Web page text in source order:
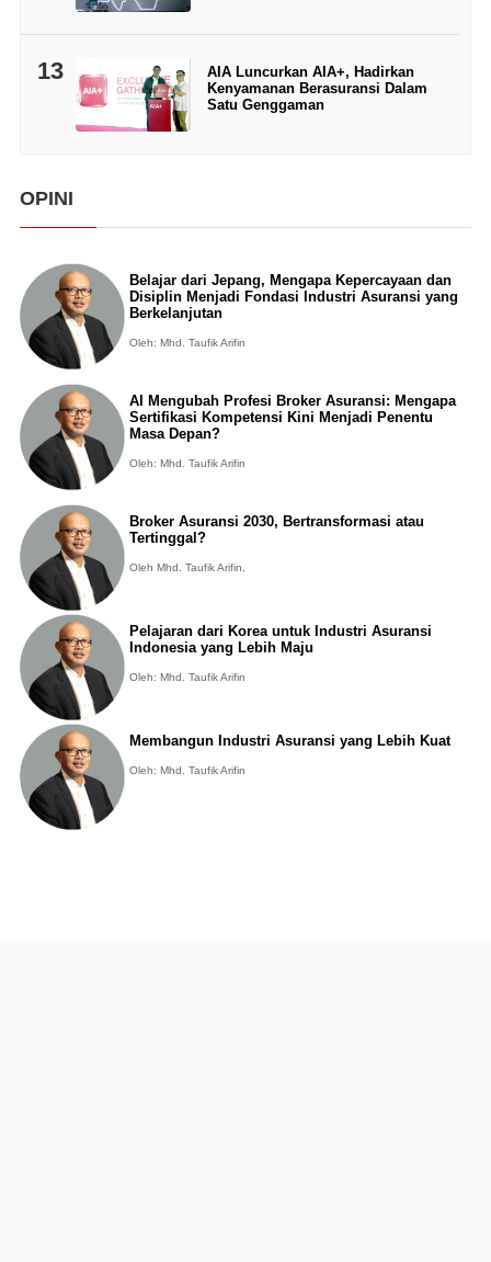
13
AIA Luncurkan AIA+, Hadirkan
Kenyamanan Berasuransi Dalam
Satu Genggaman
OPINI
Belajar dari Jepang, Mengapa Kepercayaan dan
Disiplin Menjadi Fondasi Industri Asuransi yang
Berkelanjutan
Oleh: Mhd. Taufik Arifin
AI Mengubah Profesi Broker Asuransi: Mengapa
Sertifikasi Kompetensi Kini Menjadi Penentu
Masa Depan?
Oleh: Mhd. Taufik Arifin
Broker Asuransi 2030, Bertransformasi atau
Tertinggal?
Oleh Mhd. Taufik Arifin,
Pelajaran dari Korea untuk Industri Asuransi
Indonesia yang Lebih Maju
Oleh: Mhd. Taufik Arifin
Membangun Industri Asuransi yang Lebih Kuat
Oleh: Mhd. Taufik Arifin